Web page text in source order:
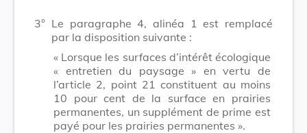
3° Le paragraphe 4, alinéa 1 est remplacé
par la disposition suivante :
« Lorsque les surfaces d’intérêt écologique
« entretien du paysage » en vertu de
l’article 2, point 21 constituent au moins
10 pour cent de la surface en prairies
permanentes, un supplément de prime est
payé pour les prairies permanentes ».